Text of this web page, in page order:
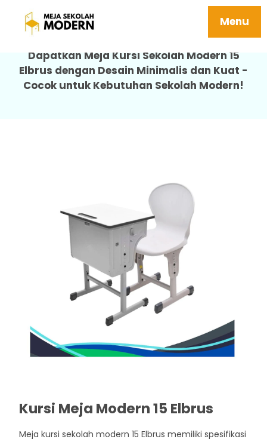
Menu
Meja Besi Sekolah Tahan Karat 15 Elbrus
Dapatkan Meja Kursi Sekolah Modern 15
Elbrus dengan Desain Minimalis dan Kuat -
Cocok untuk Kebutuhan Sekolah Modern!
Kursi Meja Modern 15 Elbrus
Meja kursi sekolah modern 15 Elbrus memiliki spesifikasi